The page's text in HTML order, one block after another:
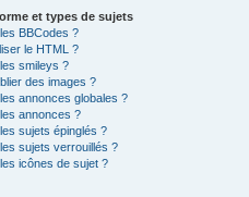
et types de sujets
BBCodes ?
le HTML ?
smileys ?
des images ?
annonces globales ?
annonces ?
sujets épinglés ?
sujets verrouillés ?
icônes de sujet ?